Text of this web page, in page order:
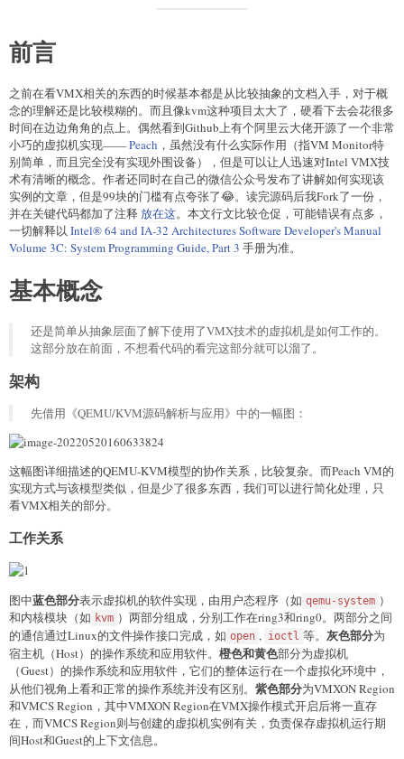
前言
之前在看VMX相关的东西的时候基本都是从比较抽象的文档入手，对于概
念的理解还是比较模糊的。而且像kvm这种项目太大了，硬看下去会花很多
时间在边边角角的点上。偶然看到Github上有个阿里云大佬开源了一个非常
小巧的虚拟机实现——Peach ，虽然没有什么实际作用（指VM Monitor特
别简单，而且完全没有实现外围设备），但是可以让人迅速对Intel VMX技
术有清晰的概念。作者还同时在自己的微信公众号发布了讲解如何实现该
实例的文章，但是99块的门槛有点夸张了😂。读完源码后我Fork了一份，
并在关键代码都加了注释放在这。本文行文比较仓促，可能错误有点多，
一切解释以 Intel® 64 and IA-32 Architectures Software Developer's Manual
Volume 3C: System Programming Guide, Part 3 手册为准。
基本概念
还是简单从抽象层面了解下使用了VMX技术的虚拟机是如何工作的。
这部分放在前面，不想看代码的看完这部分就可以溜了。
架构
先借用《QEMU/KVM源码解析与应用》中的一幅图：
这幅图详细描述的QEMU-KVM模型的协作关系，比较复杂。而Peach VM的
实现方式与该模型类似，但是少了很多东西，我们可以进行简化处理，只
看VMX相关的部分。
工作关系
图中蓝色部分表示虚拟机的软件实现，由用户态程序（如 qemu-system ）
和内核模块（如 kvm ）两部分组成，分别工作在ring3和ring0。两部分之间
的通信通过Linux的文件操作接口完成，如 open , ioctl 等。 灰色部分为
宿主机（Host）的操作系统和应用软件。 橙色和黄色部分为虚拟机
（Guest）的操作系统和应用软件，它们的整体运行在一个虚拟化环境中，
从他们视角上看和正常的操作系统并没有区别。 紫色部分为VMXON Region
和VMCS Region，其中VMXON Region在VMX操作模式开启后将一直存
在，而VMCS Region则与创建的虚拟机实例有关，负责保存虚拟机运行期
间Host和Guest的上下文信息。